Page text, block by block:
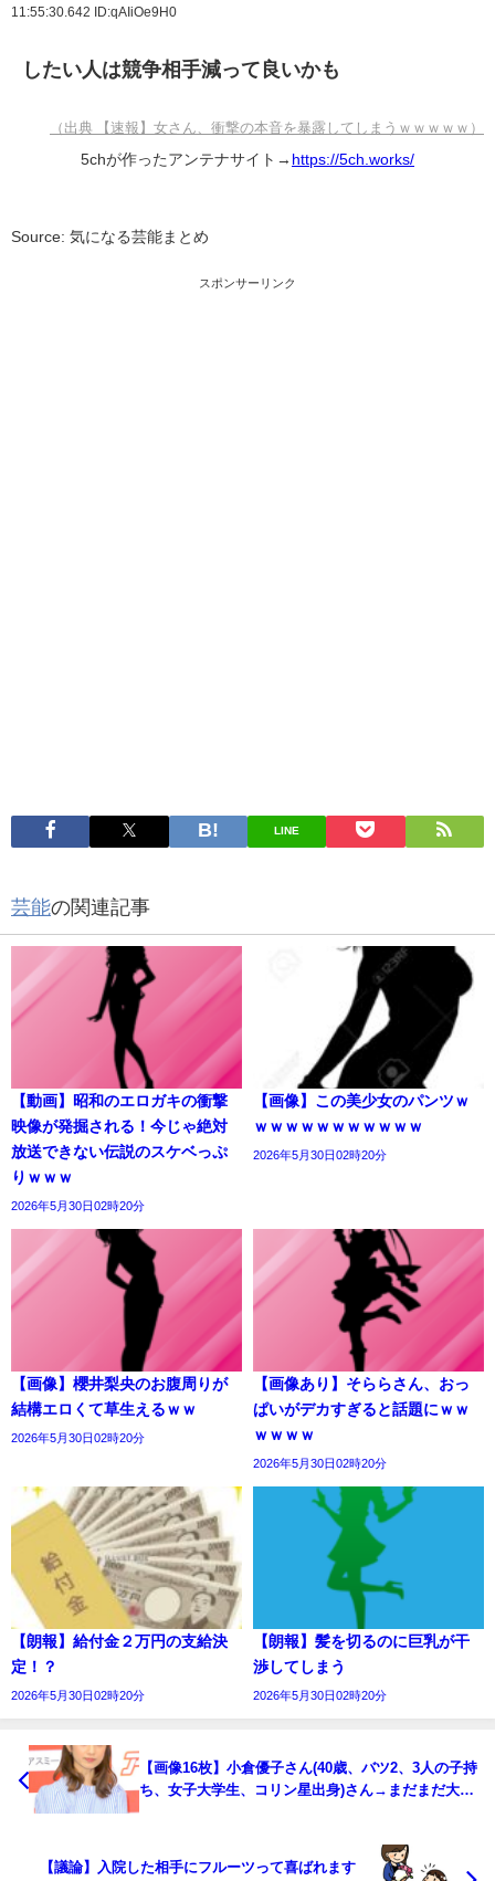
11:55:30.642 ID:qAIiOe9H0
したい人は競争相手減って良いかも
（出典 【速報】女さん、衝撃の本音を暴露してしまうｗｗｗｗｗ）
5chが作ったアンテナサイト→ https://5ch.works/
Source: 気になる芸能まとめ
スポンサーリンク
LINE
芸能の関連記事
【動画】昭和のエロガキの衝撃
映像が発掘される！今じゃ絶対
放送できない伝説のスケベっぷ
りｗｗｗ
2026年5月30日02時20分
【画像】この美少女のパンツｗ
ｗｗｗｗｗｗｗｗｗｗｗ
2026年5月30日02時20分
【画像】櫻井梨央のお腹周りが
結構エロくて草生えるｗｗ
2026年5月30日02時20分
【画像あり】そららさん、おっ
ぱいがデカすぎると話題にｗｗ
ｗｗｗｗ
2026年5月30日02時20分
【朗報】給付金２万円の支給決
定！？
2026年5月30日02時20分
【朗報】髪を切るのに巨乳が干
渉してしまう
2026年5月30日02時20分
【画像16枚】小倉優子さん(40歳、バツ2、3人の子持
ち、女子大学生、コリン星出身)さん→まだまだ大丈
【議論】入院した相手にフルーツって喜ばれます